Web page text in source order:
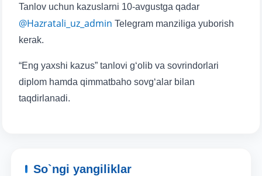
Telefon raqamingiz
Pochta
yuborish
Tanlov uchun kazuslarni 10-avgustga qadar
@Hazratali_uz_admin Telegram manziliga yuborish
kerak.
“Eng yaxshi kazus” tanlovi g‘olib va sovrindorlari
diplom hamda qimmatbaho sovg‘alar bilan
taqdirlanadi.
So`ngi yangiliklar